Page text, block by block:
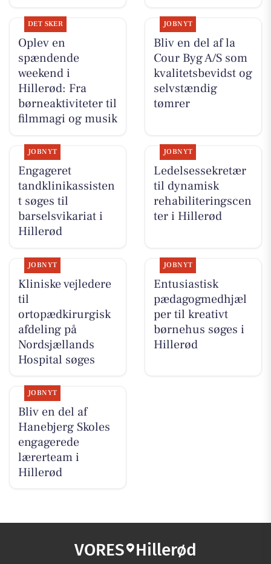
DET SKER
Oplev en
spændende
weekend i
Hillerød: Fra
børneaktiviteter til
filmmagi og musik
JOBNYT
Bliv en del af la
Cour Byg A/S som
kvalitetsbevidst og
selvstændig
tømrer
JOBNYT
Engageret
tandklinikassisten
t søges til
barselsvikariat i
Hillerød
JOBNYT
Ledelsessekretær
til dynamisk
rehabiliteringscen
ter i Hillerød
JOBNYT
Kliniske vejledere
til
ortopædkirurgisk
afdeling på
Nordsjællands
Hospital søges
JOBNYT
Entusiastisk
pædagogmedhjæl
per til kreativt
børnehus søges i
Hillerød
JOBNYT
Bliv en del af
Hanebjerg Skoles
engagerede
lærerteam i
Hillerød
VORES Hillerød